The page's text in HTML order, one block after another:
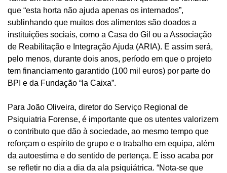
que “esta horta não ajuda apenas os internados”,
sublinhando que muitos dos alimentos são doados a
instituições sociais, como a Casa do Gil ou a Associação
de Reabilitação e Integração Ajuda (ARIA). E assim será,
pelo menos, durante dois anos, período em que o projeto
tem financiamento garantido (100 mil euros) por parte do
BPI e da Fundação “la Caixa”.
Para João Oliveira, diretor do Serviço Regional de
Psiquiatria Forense, é importante que os utentes valorizem
o contributo que dão à sociedade, ao mesmo tempo que
reforçam o espírito de grupo e o trabalho em equipa, além
da autoestima e do sentido de pertença. E isso acaba por
se refletir no dia a dia da ala psiquiátrica. “Nota-se que